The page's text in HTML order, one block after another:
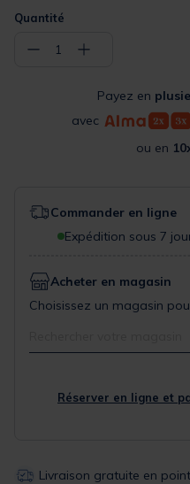
Quantité
− 1 +
Payez en
avec
ou en
Commander en ligne
Expédition sous 7
Acheter en magasin
Choisissez un magasin
Réserver en ligne et
Livraison gratuite en